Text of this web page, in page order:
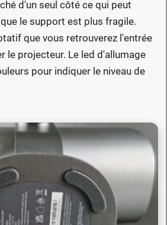
d'un seul côté ce qui peut
le support est plus fragile.
que vous retrouverez l'entrée
le projecteur. Le led d'allumage
pour indiquer le niveau de